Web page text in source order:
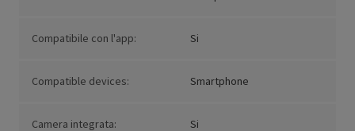
Compatibile con l'app: Si
Compatible devices: Smartphone
Camera integrata: Si